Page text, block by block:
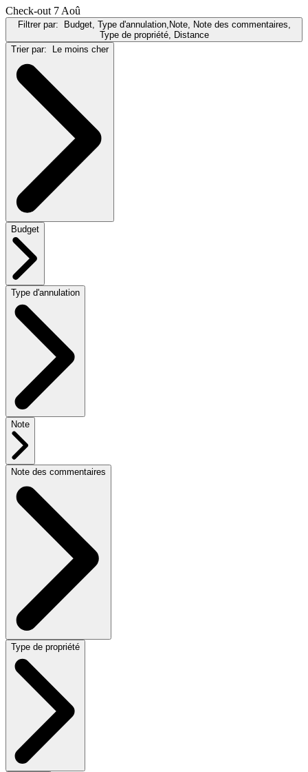
Check-out 7 Aoû
Filtrer par:
Budget, Type d'annulation,Note, Note des commentaires,
Type de propriété, Distance
Trier par:
Le moins cher
Budget
Type d'annulation
Note
Note des commentaires
Type de propriété